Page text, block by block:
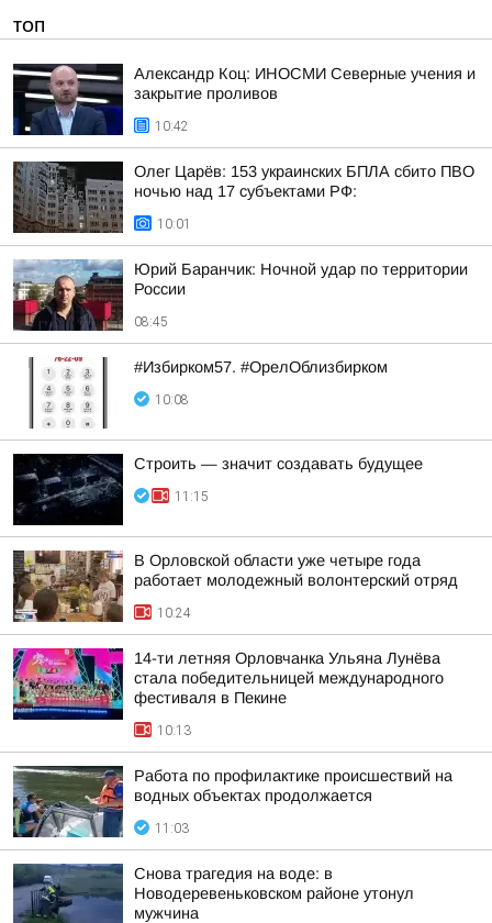
ТОП
Александр Коц: ИНОСМИ Северные учения и
закрытие проливов
10:42
Олег Царёв: 153 украинских БПЛА сбито ПВО
ночью над 17 субъектами РФ:
10:01
Юрий Баранчик: Ночной удар по территории
России
08:45
#Избирком57. #ОрелОблизбирком
10:08
Строить — значит создавать будущее
11:15
В Орловской области уже четыре года
работает молодежный волонтерский отряд
10:24
14-ти летняя Орловчанка Ульяна Лунёва
стала победительницей международного
фестиваля в Пекине
10:13
Работа по профилактике происшествий на
водных объектах продолжается
11:03
Снова трагедия на воде: в
Новодеревеньковском районе утонул
мужчина